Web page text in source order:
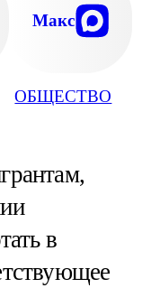
ОБЩЕСТВО
Макс
в